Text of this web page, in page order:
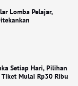
Lomba Pelajar,
Setiap Hari, Pilihan
Tiket Mulai Rp30 Ribu